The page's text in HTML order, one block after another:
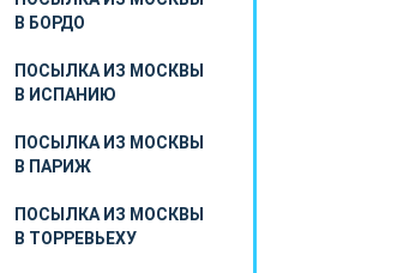
В БОРДО
ПОСЫЛКА ИЗ МОСКВЫ
В ИСПАНИЮ
ПОСЫЛКА ИЗ МОСКВЫ
В ПАРИЖ
ПОСЫЛКА ИЗ МОСКВЫ
В ТОРРЕВЬЕХУ